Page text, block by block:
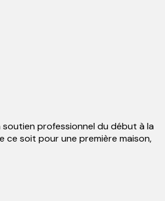
professionnel du début à la
ce soit pour une première maison,